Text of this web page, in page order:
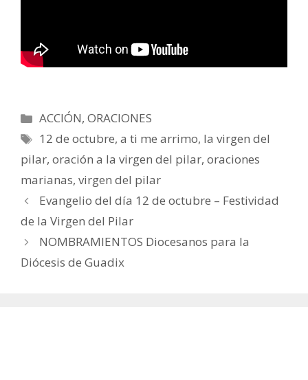
Categorías
ACCIÓN,ORACIONES
Etiquetas
12 de octubre,a ti me arrimo, la virgen del
pilar, oración a la virgen del pilar, oraciones
marianas, virgen del pilar
Evangelio del día 12 de octubre – Festividad
de la Virgen del Pilar
NOMBRAMIENTOS Diocesanos para la
Diócesis de Guadix